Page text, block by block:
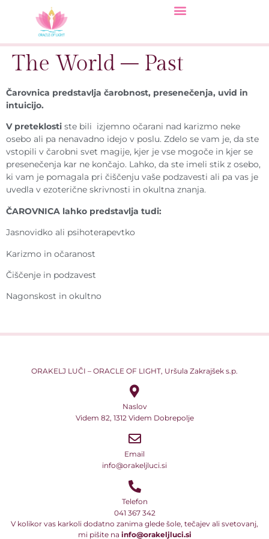
The World – Past
Čarovnica predstavlja čarobnost, presenečenja, uvid in
intuicijo.
V preteklosti ste bili izjemno očarani nad karizmo neke
osebo ali pa nenavadno idejo v poslu. Zdelo se vam je, da ste
vstopili v čarobni svet magije, kjer je vse mogoče in kjer se
presenečenja kar ne končajo. Lahko, da ste imeli stik z osebo,
ki vam je pomagala pri čiščenju vaše podzavesti ali pa vas je
uvedla v ezoterične skrivnosti in okultna znanja.
ČAROVNICA lahko predstavlja tudi:
Jasnovidko ali psihoterapevtko
Karizmo in očaranost
Čiščenje in podzavest
Nagonskost in okultno
ORAKELJ LUČI – ORACLE OF LIGHT, Uršula Zakrajšek s.p.
Naslov
Videm 82, 1312 Videm Dobrepolje
Email
info@orakeljluci.si
Telefon
041 367 342
V kolikor vas karkoli dodatno zanima glede šole, tečajev ali svetovanj,
mi pišite na info@orakeljluci.si